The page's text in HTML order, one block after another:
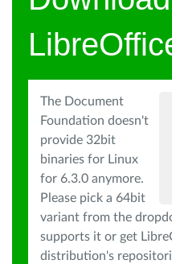
The Document
Foundation doesn't
provide 32bit
binaries for Linux
for 6.3.0 anymore.
Please pick a 64bit
variant from the
supports it or get
distribution's